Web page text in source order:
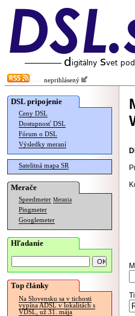
neprihlásený
DSL pripojenie
Ceny DSL
Dostupnosť DSL
Fórum o DSL
Výsledky meraní
Satelitná mapa SR
Merače
Speedmeter Merania
Pingmeter
Googlemeter
Hľadanie
Top články
Na Slovensku sa v tichosti
vypína ADSL v lokalitách s
VDSL, už 31. mája